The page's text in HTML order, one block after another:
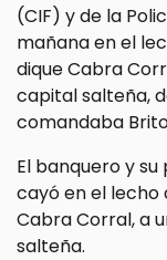
(CIF) y de la
mañana en el
dique Cabra
capital salteña,
comandaba
El banquero y
cayó en el lecho
Cabra Corral, a
salteña.